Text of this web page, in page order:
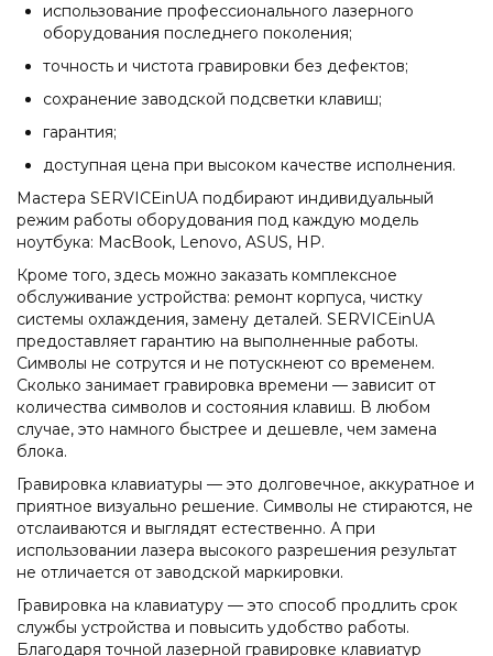
использование профессионального лазерного
оборудования последнего поколения;
точность и чистота гравировки без дефектов;
сохранение заводской подсветки клавиш;
гарантия;
доступная цена при высоком качестве исполнения.
Мастера SERVICEinUA подбирают индивидуальный
режим работы оборудования под каждую модель
ноутбука: MacBook, Lenovo, ASUS, HP.
Кроме того, здесь можно заказать комплексное
обслуживание устройства: ремонт корпуса, чистку
системы охлаждения, замену деталей. SERVICEinUA
предоставляет гарантию на выполненные работы.
Символы не сотрутся и не потускнеют со временем.
Сколько занимает гравировка времени — зависит от
количества символов и состояния клавиш. В любом
случае, это намного быстрее и дешевле, чем замена
блока.
Гравировка клавиатуры — это долговечное, аккуратное и
приятное визуально решение. Символы не стираются, не
отслаиваются и выглядят естественно. А при
использовании лазера высокого разрешения результат
не отличается от заводской маркировки.
Гравировка на клавиатуру — это способ продлить срок
службы устройства и повысить удобство работы.
Благодаря точной лазерной гравировке клавиатур